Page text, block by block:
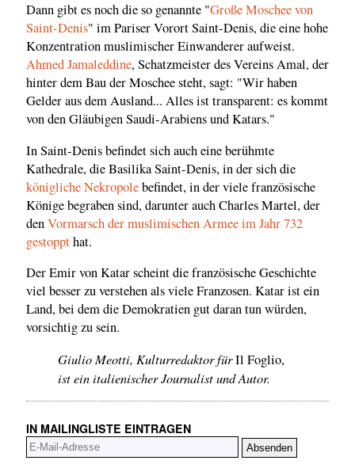
Dann gibt es noch die so genannte "Große Moschee von
Saint-Denis" im Pariser Vorort Saint-Denis, die eine hohe
Konzentration muslimischer Einwanderer aufweist.
Ahmed Jamaleddine, Schatzmeister des Vereins Amal, der
hinter dem Bau der Moschee steht, sagt: "Wir haben
Gelder aus dem Ausland... Alles ist transparent: es kommt
von den Gläubigen Saudi-Arabiens und Katars."
In Saint-Denis befindet sich auch eine berühmte
Kathedrale, die Basilika Saint-Denis, in der sich die
königliche Nekropolebefindet, in der viele französische
Könige begraben sind, darunter auch Charles Martel, der
denVormarsch der muslimischen Armee im Jahr 732
gestoppthat.
Der Emir von Katar scheint die französische Geschichte
viel besser zu verstehen als viele Franzosen. Katar ist ein
Land, bei dem die Demokratien gut daran tun würden,
vorsichtig zu sein.
Giulio Meotti, Kulturredaktor fürIl Foglio,
ist ein italienischer Journalist und Autor.
IN MAILINGLISTE EINTRAGEN